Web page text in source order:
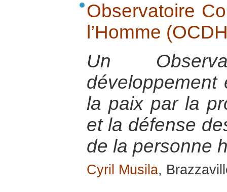
Observatoire
l’Homme
Un
développement
la paix par la
et la défense
de la personne
Cyril Musila,